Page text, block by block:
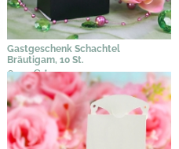
Gastgeschenk Schachtel
Bräutigam, 10 St.
6,05 €*